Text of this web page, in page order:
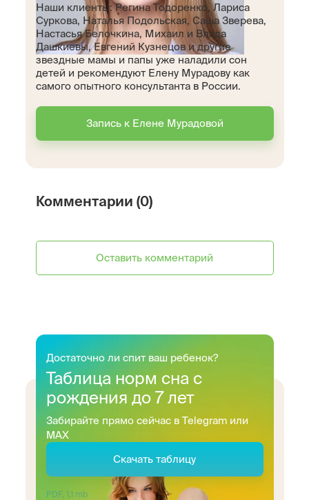
Наши клиенты: Регина Тодоренко, Лариса
Суркова, Наталья Подольская, Саша Зверева,
Настасья Белочкина, Михаил и Влада
Дашкиевы, Евгений Кузнецов и другие
звездные мамы и папы уже наладили сон
детей и рекомендуют Елену Мурадову как
самого опытного консультанта в России.
Запись к Елене Мурадовой
Комментарии (0)
Оставить комментарий
Достаточно ли спит ваш ребенок?
Таблица норм сна с
рождения до 7 лет
Забирайте прямо сейчас в Telegram или
MAX
Скачать таблицу
PDF, 1,1 mb